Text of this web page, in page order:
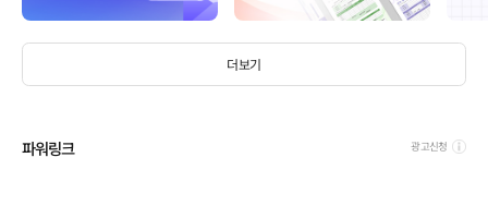
더보기
파워링크 광고신청